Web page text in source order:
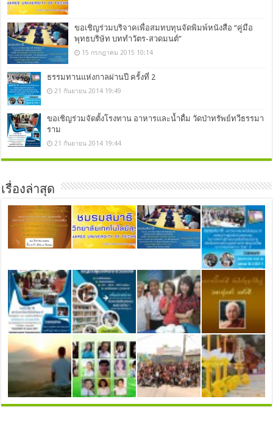
ขอเชิญร่วมบริจาคเพื่อสมทบทุนจัดพิมพ์หนังสือ “คู่มือ
พุทธบริษัท บททำวัตร-สวดมนต์”
15 กรกฎาคม 2015 10:14
ธรรมทานแห่งกาลผ่านปี ครั้งที่ 2
21 กันยายน 2014 19:49
ขอเชิญร่วมจัดตั้งโรงทาน อาหารและน้ำดื่ม วัดป่าทรัพย์ทวีธรรมา
ราม
21 กันยายน 2014 19:44
เรื่องล่าสุด